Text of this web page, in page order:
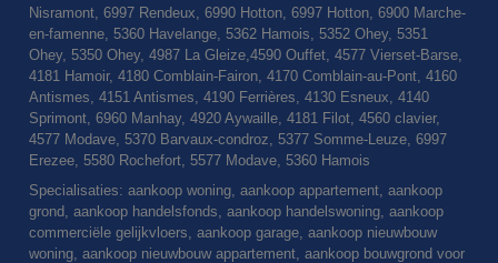
Nisramont, 6997 Rendeux, 6990 Hotton, 6997 Hotton, 6900 Marche-
en-famenne, 5360 Havelange, 5362 Hamois, 5352 Ohey, 5351
Ohey, 5350 Ohey, 4987 La Gleize,4590 Ouffet, 4577 Vierset-Barse,
4181 Hamoir, 4180 Comblain-Fairon, 4170 Comblain-au-Pont, 4160
Antismes, 4151 Antismes, 4190 Ferrières, 4130 Esneux, 4140
Sprimont, 6960 Manhay, 4920 Aywaille, 4181 Filot, 4560 clavier,
4577 Modave, 5370 Barvaux-condroz, 5377 Somme-Leuze, 6997
Erezee, 5580 Rochefort, 5577 Modave, 5360 Hamois
Specialisaties: aankoop woning, aankoop appartement, aankoop
grond, aankoop handelsfonds, aankoop handelswoning, aankoop
commerciële gelijkvloers, aankoop garage, aankoop nieuwbouw
woning, aankoop nieuwbouw appartement, aankoop bouwgrond voor